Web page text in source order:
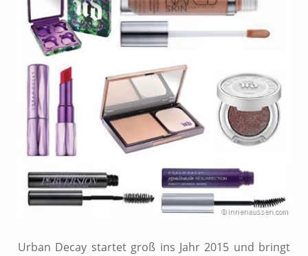
Urban Decay startet groß ins Jahr 2015 und bringt